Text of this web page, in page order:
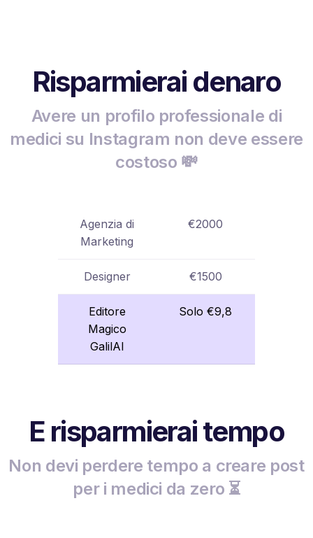
Risparmierai denaro
Avere un profilo professionale di
medici su Instagram non deve essere
costoso 💸
Agenzia di
Marketing
€2000
Designer €1500
Editore
Magico
GalilAI
Solo €9,8
E risparmierai tempo
Non devi perdere tempo a creare post
per i medici da zero ⏳